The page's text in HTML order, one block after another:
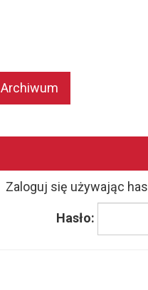
Archiwum
Zaloguj się używając
Hasło: